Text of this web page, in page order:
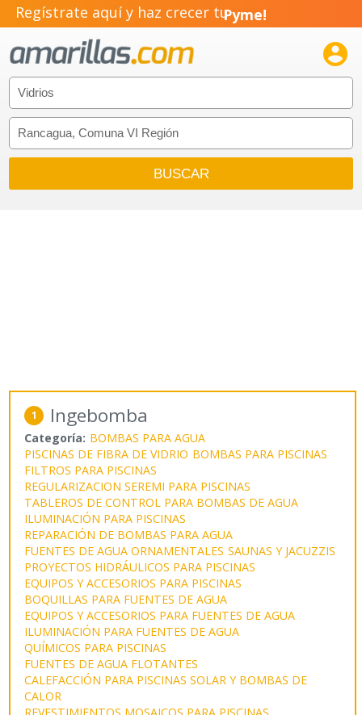
Regístrate aquí y haz crecer tuPyme!
Emprendimiento!

1 Ingebomba
Categoría: BOMBAS PARA AGUA
PISCINAS DE FIBRA DE VIDRIO BOMBAS PARA PISCINAS
FILTROS PARA PISCINAS
REGULARIZACION SEREMI PARA PISCINAS
TABLEROS DE CONTROL PARA BOMBAS DE AGUA
ILUMINACIÓN PARA PISCINAS
REPARACIÓN DE BOMBAS PARA AGUA
FUENTES DE AGUA ORNAMENTALES SAUNAS Y JACUZZIS
PROYECTOS HIDRÁULICOS PARA PISCINAS
EQUIPOS Y ACCESORIOS PARA PISCINAS
BOQUILLAS PARA FUENTES DE AGUA
EQUIPOS Y ACCESORIOS PARA FUENTES DE AGUA
ILUMINACIÓN PARA FUENTES DE AGUA
QUÍMICOS PARA PISCINAS
FUENTES DE AGUA FLOTANTES
CALEFACCIÓN PARA PISCINAS SOLAR Y BOMBAS DE
CALOR